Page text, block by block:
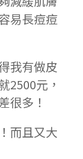
易長痘痘
我有做皮
2500元，
很多！
而且又大